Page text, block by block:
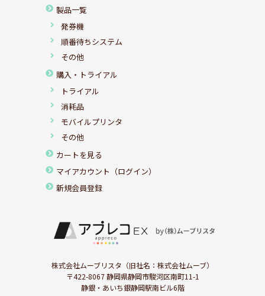
製品一覧
発券機
順番待ちシステム
その他
購入・トライアル
トライアル
消耗品
モバイルプリンタ
その他
カートを見る
マイアカウント（ログイン）
新規会員登録
株式会社ムーブリスタ（旧社名：株式会社ムーブ）
〒422-8067 静岡県静岡市駿河区南町11-1
静銀・あいち銀静岡駅南ビル6階